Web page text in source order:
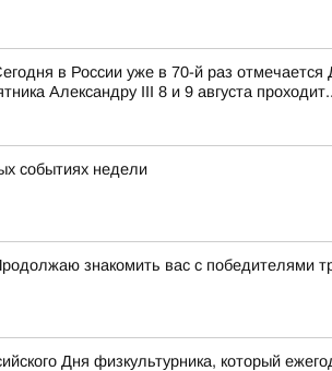
в России уже в 70-й раз
Александру III 8 и 9 августа
событиях недели
знакомить вас с победителями
Дня физкультурника, который